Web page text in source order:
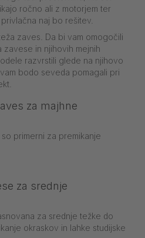
ročno ali z motorjem ter
naj bo rešitev.
zaves. Da bi vam omogočili
in njihovih mejnih
razvrstili glede na njihovo
bodo seveda pomagali pri
za majhne
primerni za premikanje
za srednje
za srednje težke do
okraskov in lahke studijske